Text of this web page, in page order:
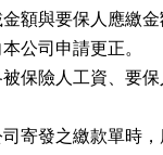
額與要保人應繳
公司申請更正。
保險人工資、要
寄發之繳款單時